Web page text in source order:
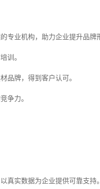
专业机构，助力企业提升品牌
训。
品牌，得到客户认可。
争力。
真实数据为企业提供可靠支持